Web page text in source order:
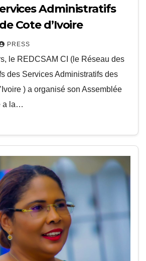
Administratifs
Cote d’Ivoire
PRESS
le REDCSAM CI (le Réseau des
des Services Administratifs des
) a organisé son Assemblée
a la…